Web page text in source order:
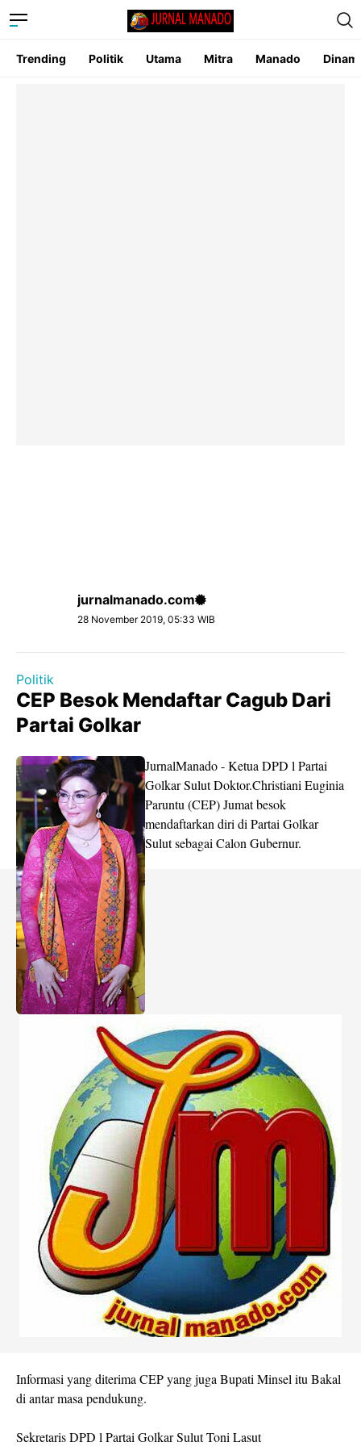
Trending Politik Utama Mitra Manado
jurnalmanado.com
28 November 2019, 05:33 WIB
Politik
CEP Besok Mendaftar Cagub Dari
Partai Golkar
JurnalManado - Ketua DPD l Partai
Golkar Sulut Doktor.Christiani Euginia
Paruntu (CEP) Jumat besok
mendaftarkan diri di Partai Golkar
Sulut sebagai Calon Gubernur.
Informasi yang diterima CEP yang juga Bupati Minsel itu Bakal
di antar masa pendukung.
Sekretaris DPD l Partai Golkar Sulut Toni Lasut